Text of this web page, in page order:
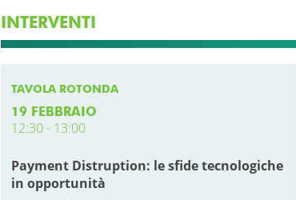
INTERVENTI
TAVOLA ROTONDA
19 FEBBRAIO
12:30 - 13:00
Payment Distruption: le sfide tecnologiche
in opportunità